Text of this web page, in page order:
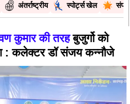
अंतर्राष्ट्रीय स्पोर्ट्स खेल
कुमार की तरहबुजुर्गो को
: कलेक्टर डॉ संजय कन्नौजे